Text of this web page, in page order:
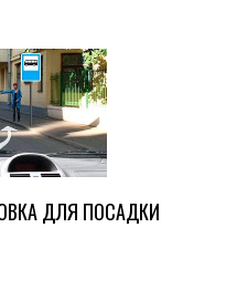
ДЛЯ ПОСАДКИ